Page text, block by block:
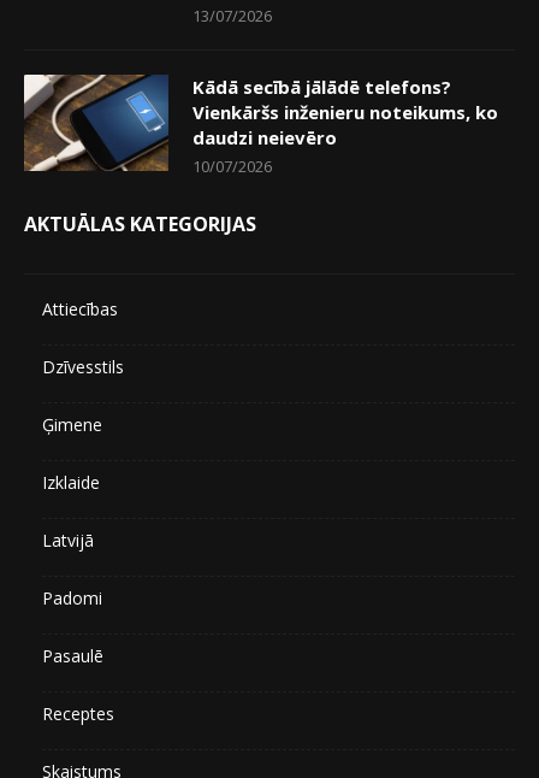
13/07/2026
Kādā secībā jālādē telefons?
Vienkāršs inženieru noteikums, ko
daudzi neievēro
10/07/2026
AKTUĀLAS KATEGORIJAS
Attiecības
Dzīvesstils
Ģimene
Izklaide
Latvijā
Padomi
Pasaulē
Receptes
Skaistums